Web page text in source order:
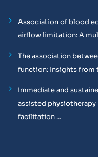
Association of blood
airflow limitation: A
The association
function: Insights from
Immediate and
assisted
facilitation ...